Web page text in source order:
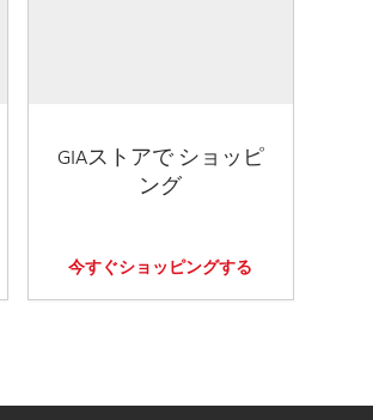
GIAストアで ショッピ
ング
今すぐショッピングする